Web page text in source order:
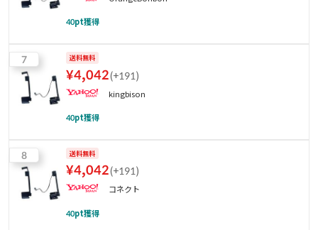
40pt獲得
7 送料無料
¥4,042(+191)
kingbison
40pt獲得
8 送料無料
¥4,042(+191)
コネクト
40pt獲得